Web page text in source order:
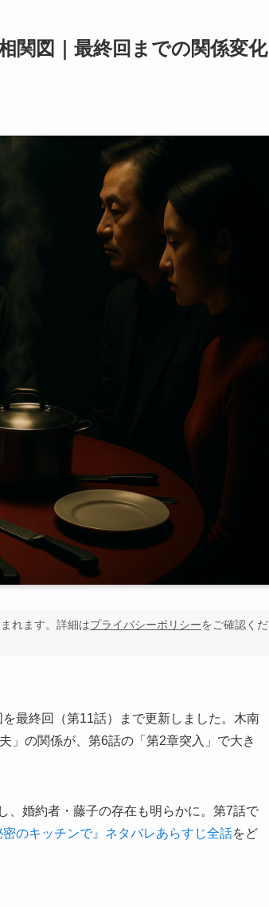
関図｜最終回までの関係変化
れます。詳細はプライバシーポリシーをご確認くだ
最終回（第11話）まで更新しました。木南
の関係が、第6話の「第2章突入」で大き
、婚約者・藤子の存在も明らかに。第7話で
密のキッチンで』ネタバレあらすじ全話をど